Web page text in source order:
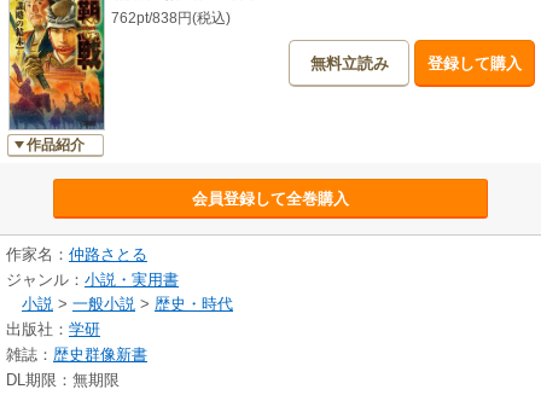
作品紹介
762pt/838円(税込)
無料立読み 登録して購入
会員登録して全巻購入
作家名： 仲路さとる
ジャンル： 小説・実用書
小説 > 一般小説 > 歴史・時代
出版社： 学研
雑誌： 歴史群像新書
DL期限：無期限